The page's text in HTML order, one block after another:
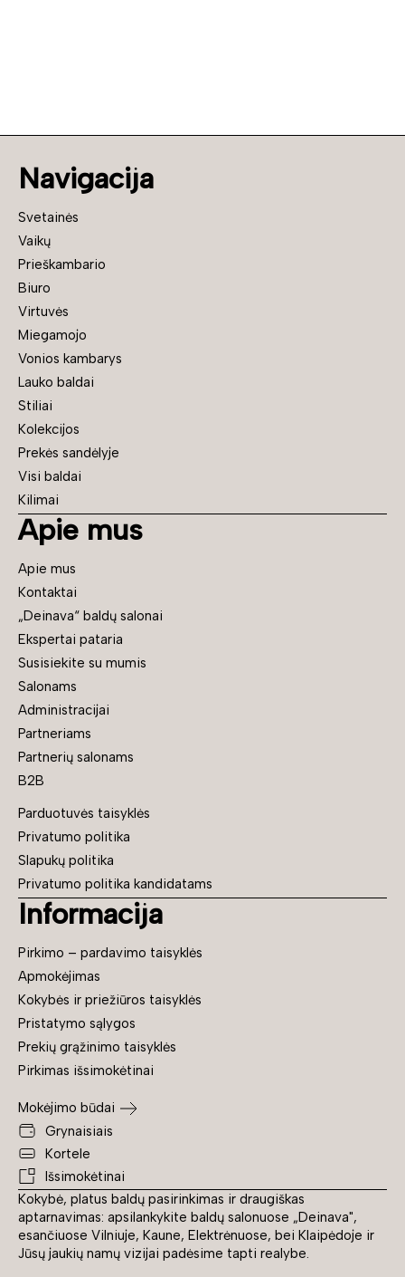
Kokybė, platus baldų pasirinkimas ir draugiškas
aptarnavimas: apsilankykite baldų salonuose „Deinava",
esančiuose Vilniuje, Kaune, Elektrėnuose, bei Klaipėdoje ir
Jūsų jaukių namų vizijai padėsime tapti realybe.
Navigacija
Svetainės
Vaikų
Prieškambario
Biuro
Virtuvės
Miegamojo
Vonios kambarys
Lauko baldai
Stiliai
Kolekcijos
Prekės sandėlyje
Visi baldai
Kilimai
Apie mus
Apie mus
Kontaktai
„Deinava“ baldų salonai
Ekspertai pataria
Susisiekite su mumis
Salonams
Administracijai
Partneriams
Partnerių salonams
B2B
Parduotuvės taisyklės
Privatumo politika
Slapukų politika
Privatumo politika kandidatams
Informacija
Pirkimo – pardavimo taisyklės
Apmokėjimas
Kokybės ir priežiūros taisyklės
Pristatymo sąlygos
Prekių grąžinimo taisyklės
Pirkimas išsimokėtinai
Mokėjimo būdai
Grynaisiais
Kortele
Išsimokėtinai